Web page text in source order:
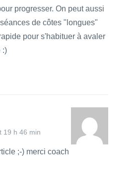
progresser. On peut aussi
de côtes "longues"
pour s'habituer à avaler
:)
19 h 46 min
;-) merci coach